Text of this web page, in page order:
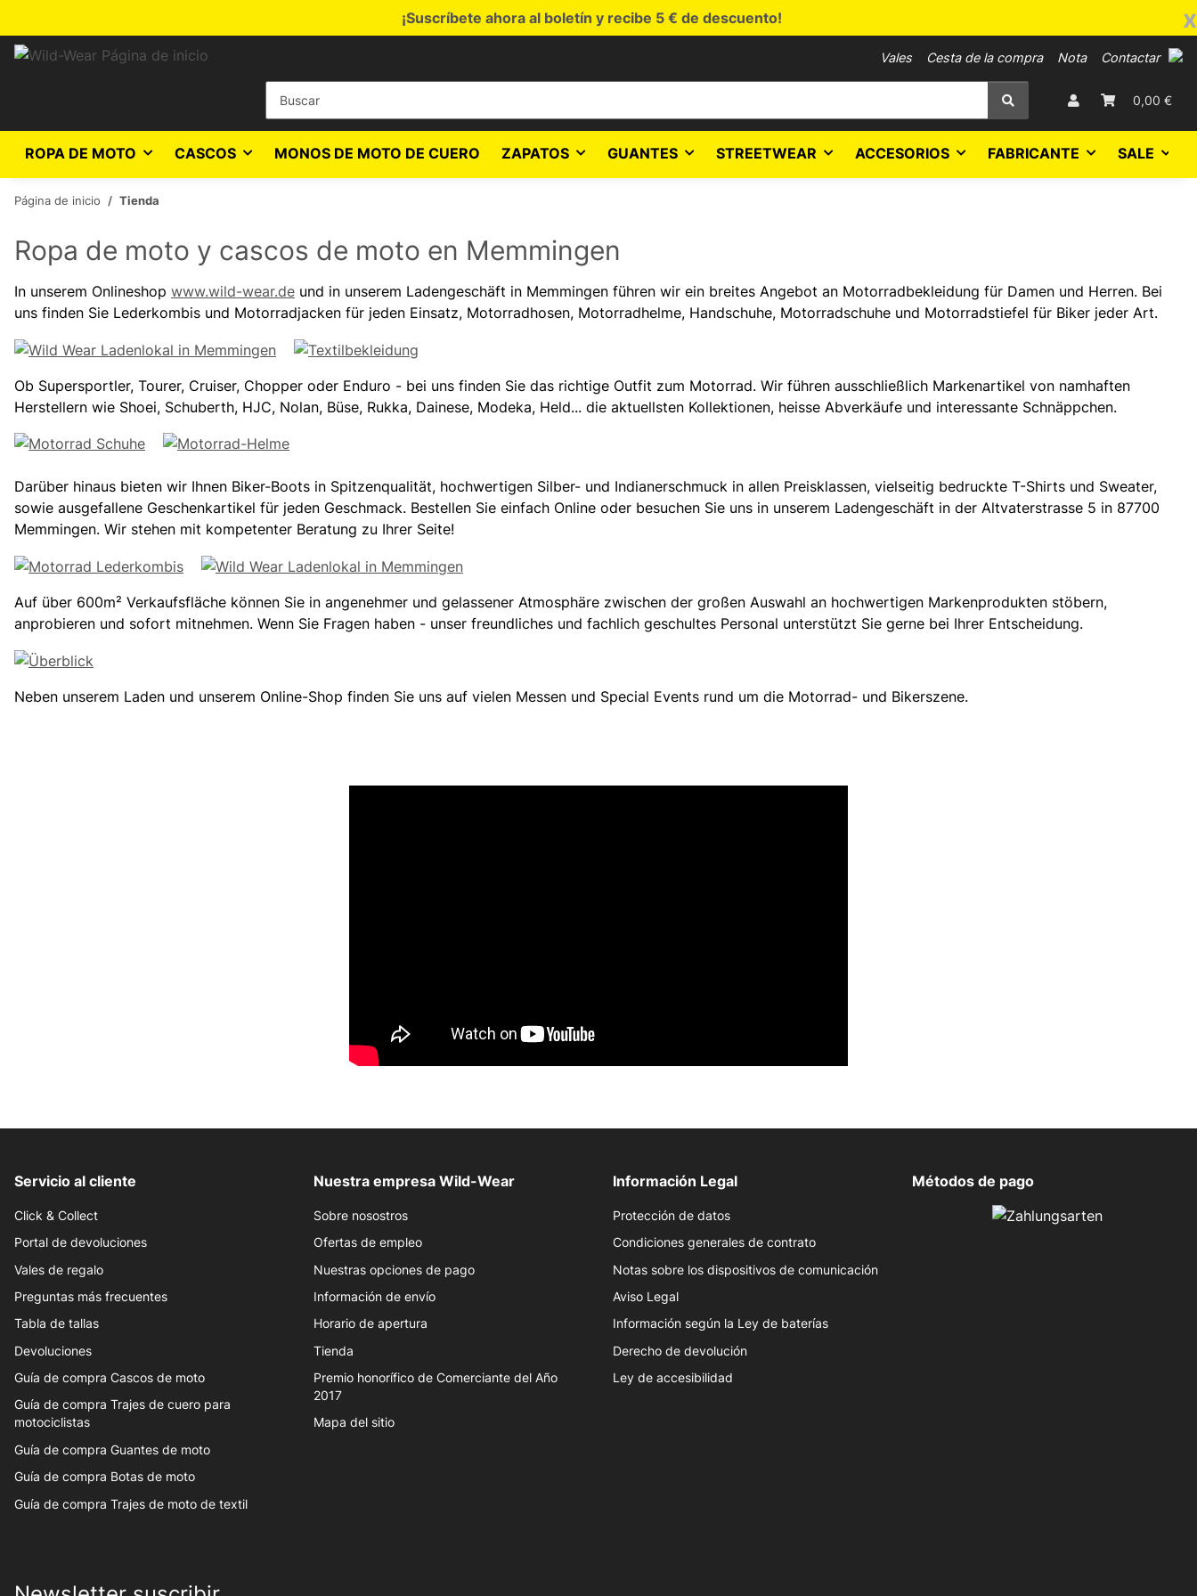
x
¡Suscríbete ahora al boletín y recibe 5 € de descuento!
Vales Cesta de la compra Nota Contactar
0,00 €
ROPA DE MOTO CASCOS MONOS DE MOTO DE CUERO ZAPATOS GUANTES STREETWEAR ACCESORIOS FABRICANTE SALE
Página de inicio Tienda
Ropa de moto y cascos de moto en Memmingen
In unserem Onlineshop www.wild-wear.de und in unserem Ladengeschäft in Memmingen führen wir ein breites Angebot an Motorradbekleidung für Damen und Herren. Bei
uns finden Sie Lederkombis und Motorradjacken für jeden Einsatz, Motorradhosen, Motorradhelme, Handschuhe, Motorradschuhe und Motorradstiefel für Biker jeder Art.
Ob Supersportler, Tourer, Cruiser, Chopper oder Enduro - bei uns finden Sie das richtige Outfit zum Motorrad. Wir führen ausschließlich Markenartikel von namhaften
Herstellern wie Shoei, Schuberth, HJC, Nolan, Büse, Rukka, Dainese, Modeka, Held... die aktuellsten Kollektionen, heisse Abverkäufe und interessante Schnäppchen.
Darüber hinaus bieten wir Ihnen Biker-Boots in Spitzenqualität, hochwertigen Silber- und Indianerschmuck in allen Preisklassen, vielseitig bedruckte T-Shirts und Sweater,
sowie ausgefallene Geschenkartikel für jeden Geschmack. Bestellen Sie einfach Online oder besuchen Sie uns in unserem Ladengeschäft in der Altvaterstrasse 5 in 87700
Memmingen. Wir stehen mit kompetenter Beratung zu Ihrer Seite!
Auf über 600m² Verkaufsfläche können Sie in angenehmer und gelassener Atmosphäre zwischen der großen Auswahl an hochwertigen Markenprodukten stöbern,
anprobieren und sofort mitnehmen. Wenn Sie Fragen haben - unser freundliches und fachlich geschultes Personal unterstützt Sie gerne bei Ihrer Entscheidung.
Neben unserem Laden und unserem Online-Shop finden Sie uns auf vielen Messen und Special Events rund um die Motorrad- und Bikerszene.
Servicio al cliente
Click & Collect
Portal de devoluciones
Vales de regalo
Preguntas más frecuentes
Tabla de tallas
Devoluciones
Guía de compra Cascos de moto
Guía de compra Trajes de cuero para
motociclistas
Guía de compra Guantes de moto
Guía de compra Botas de moto
Guía de compra Trajes de moto de textil
Nuestra empresa Wild-Wear
Sobre nosostros
Ofertas de empleo
Nuestras opciones de pago
Información de envío
Horario de apertura
Tienda
Premio honorífico de Comerciante del Año
2017
Mapa del sitio
Información Legal
Protección de datos
Condiciones generales de contrato
Notas sobre los dispositivos de comunicación
Aviso Legal
Información según la Ley de baterías
Derecho de devolución
Ley de accesibilidad
Métodos de pago